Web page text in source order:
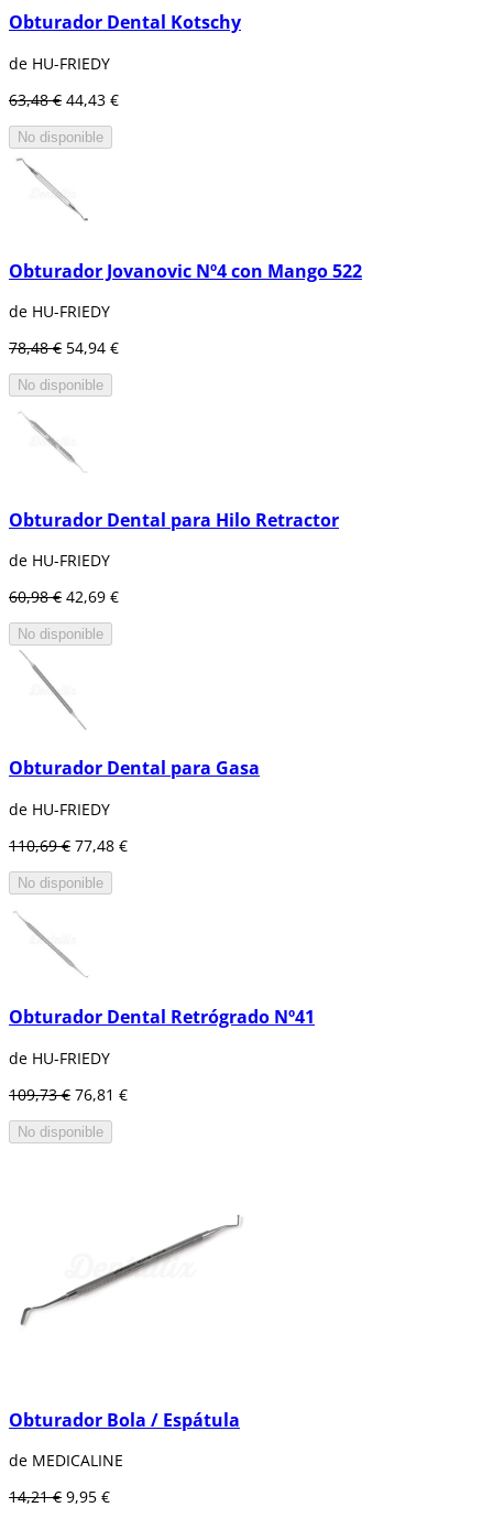
Obturador Dental Kotschy
de HU-FRIEDY
63,48 € 44,43 €
No disponible
Obturador Jovanovic Nº4 con Mango 522
de HU-FRIEDY
78,48 € 54,94 €
No disponible
Obturador Dental para Hilo Retractor
de HU-FRIEDY
60,98 € 42,69 €
No disponible
Obturador Dental para Gasa
de HU-FRIEDY
110,69 € 77,48 €
No disponible
Obturador Dental Retrógrado Nº41
de HU-FRIEDY
109,73 € 76,81 €
No disponible
Obturador Bola / Espátula
de MEDICALINE
14,21 € 9,95 €